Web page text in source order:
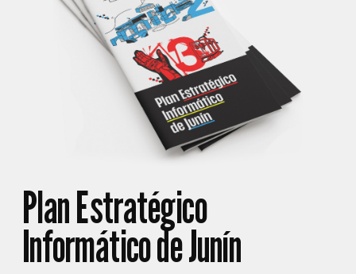
Plan Estratégico
Informático de Junín